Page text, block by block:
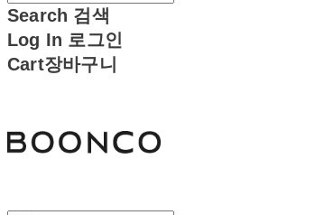
Search 검색
Log In 로그인
Cart장바구니